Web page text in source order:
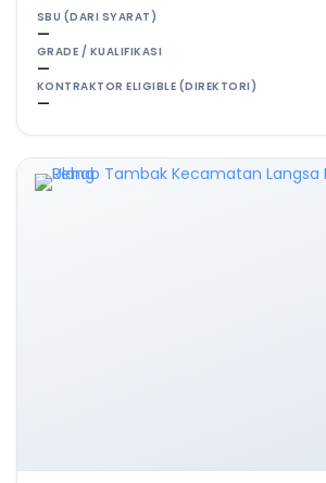
SBU (DARI SYARAT)
—
GRADE / KUALIFIKASI
—
KONTRAKTOR ELIGIBLE (DIREKTORI)
—